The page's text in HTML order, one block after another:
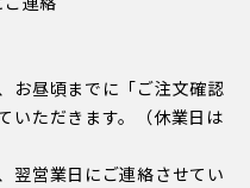
お昼頃までに「ご注文確認
いただきます。（休業日は
翌営業日にご連絡させてい